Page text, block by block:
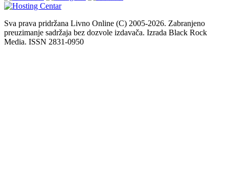
Sva prava pridržana Livno Online (C) 2005-2026. Zabranjeno
preuzimanje sadržaja bez dozvole izdavača. Izrada Black Rock
Media. ISSN 2831-0950